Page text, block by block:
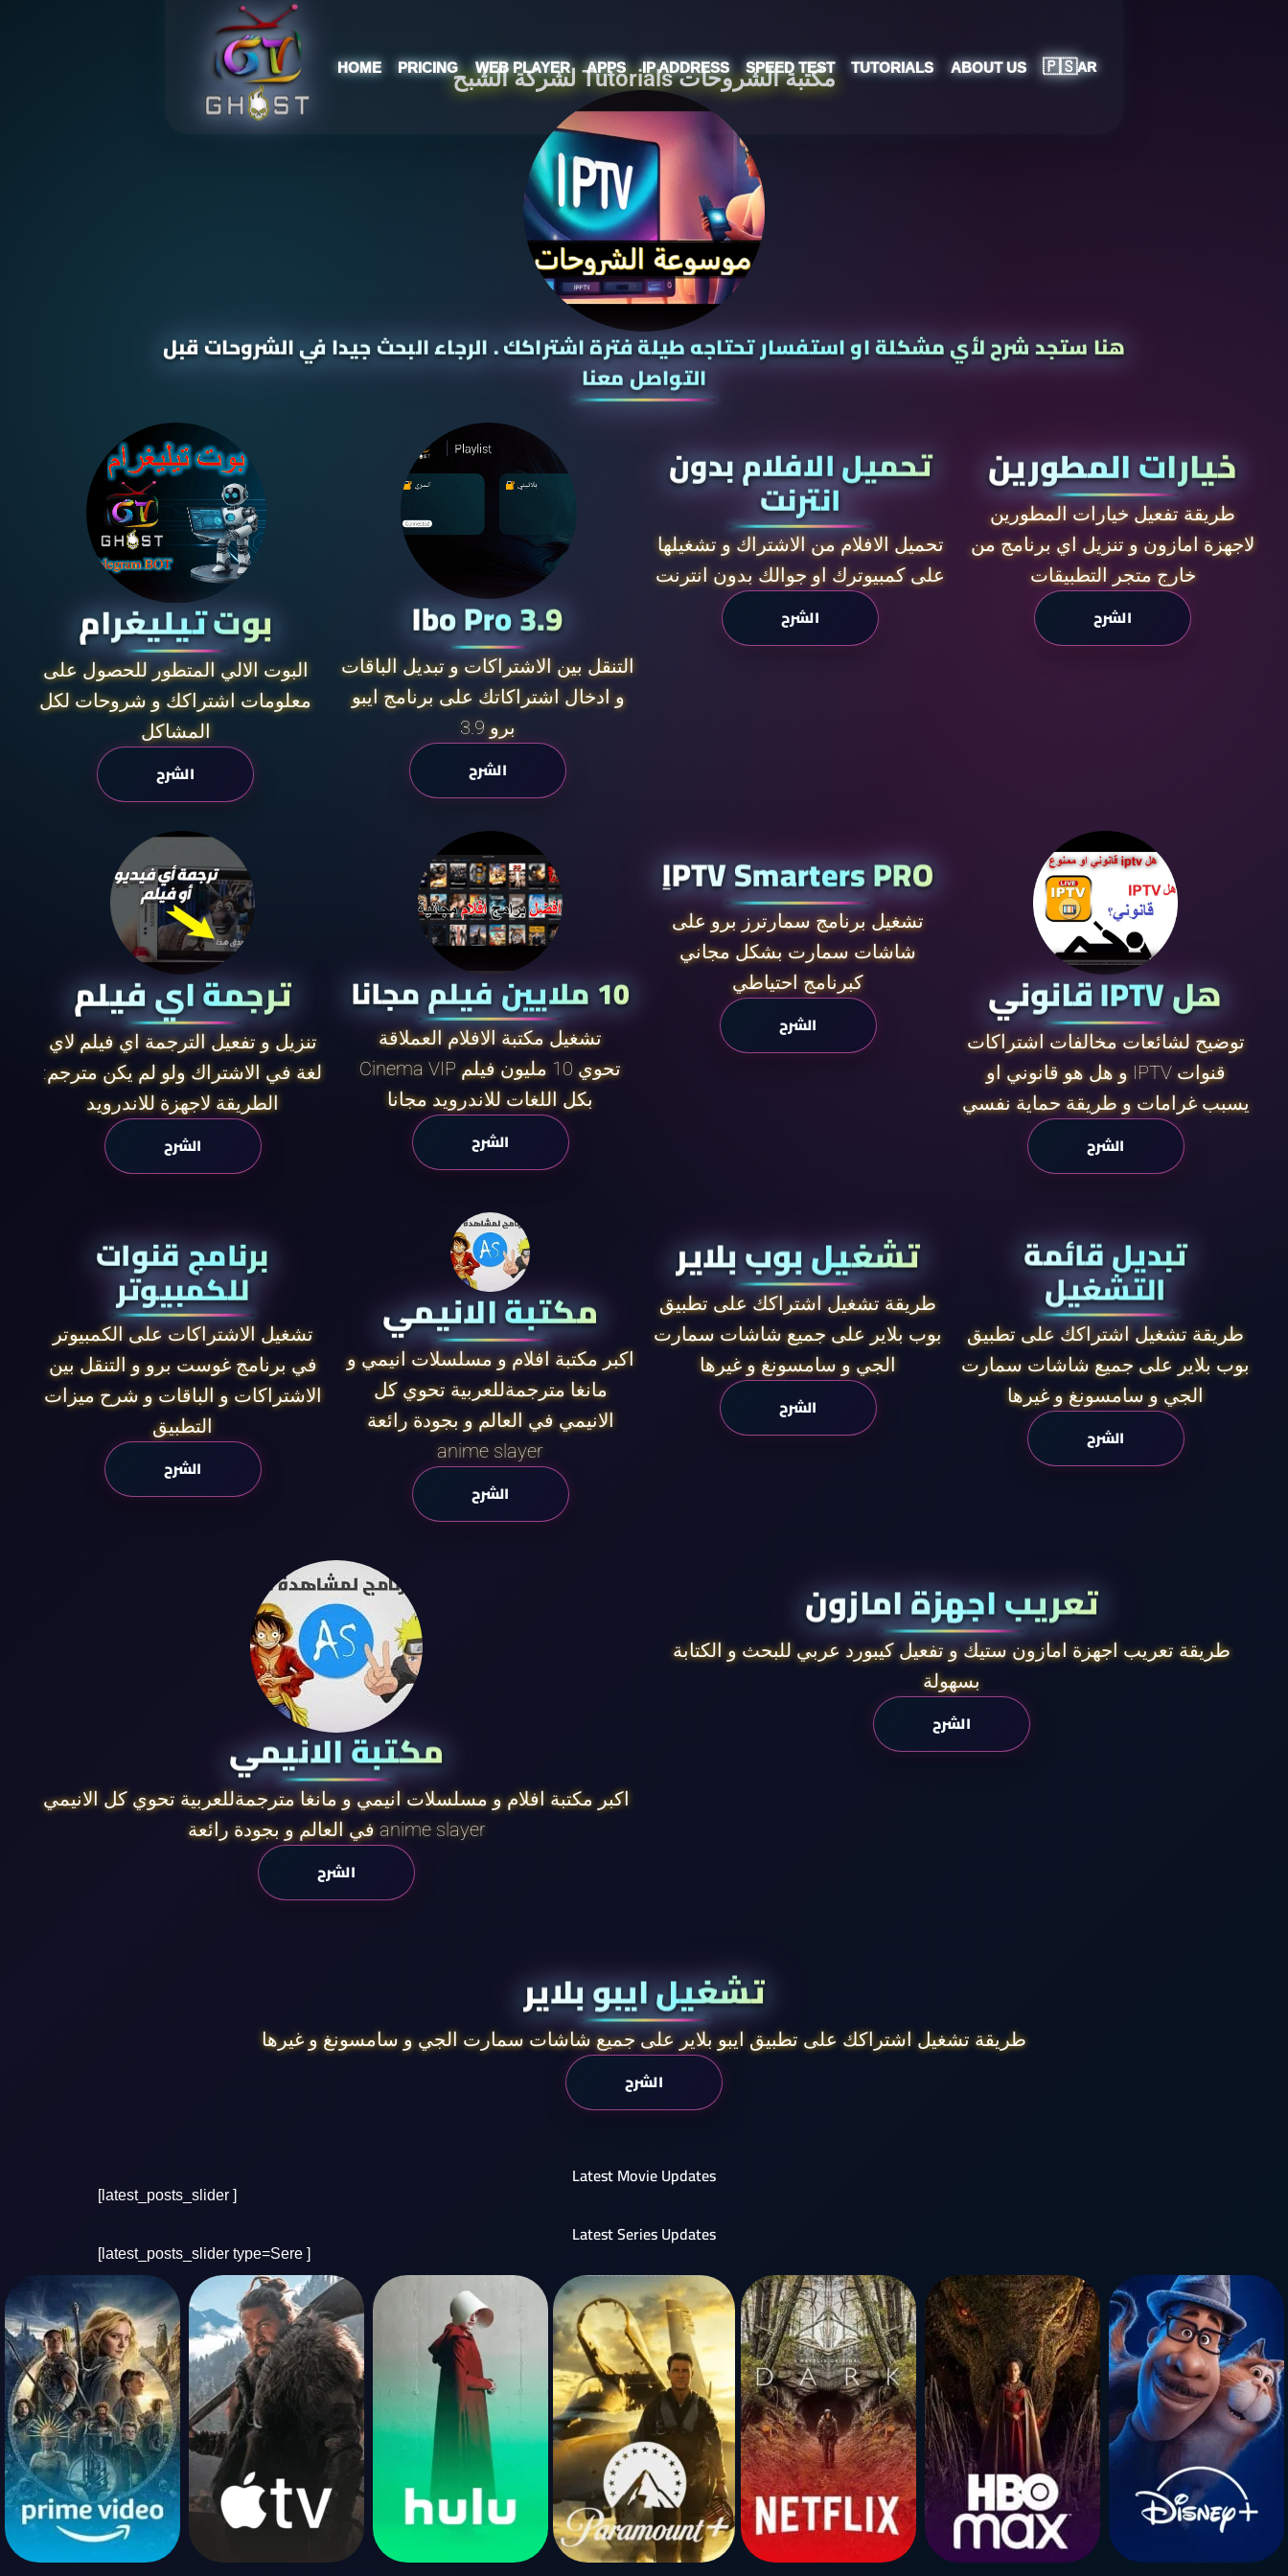
HOME PRICING WEB PLAYER APPS IP ADDRESS SPEED TEST TUTORIALS ABOUT US 🇵🇸AR مكتبة الشروحات Tutorials لشركة الشبح
هنا ستجد شرح لأي مشكلة او استفسار تحتاجه طيلة فترة اشتراكك . الرجاء البحث جيدا في الشروحات قبل
التواصل معنا
بوت تيليغرام
البوت الالي المتطور للحصول على
معلومات اشتراكك و شروحات لكل
المشاكل
الشرح
Ibo Pro 3.9
التنقل بين الاشتراكات و تبديل الباقات
و ادخال اشتراكاتك على برنامج ايبو
برو 3.9
الشرح
تحميل الافلام بدون
انترنت
تحميل الافلام من الاشتراك و تشغيلها
على كمبيوترك او جوالك بدون انترنت
الشرح
خيارات المطورين
طريقة تفعيل خيارات المطورين
لاجهزة امازون و تنزيل اي برنامج من
خارج متجر التطبيقات
الشرح
ترجمة اي فيلم
تنزيل و تفعيل الترجمة اي فيلم لاي
لغة في الاشتراك ولو لم يكن مترجم:
الطريقة لاجهزة للاندرويد
الشرح
10 ملايين فيلم مجانا
تشغيل مكتبة الافلام العملاقة
Cinema VIP تحوي 10 مليون فيلم
بكل اللغات للاندرويد مجانا
الشرح
ٍIPTV Smarters PRO
تشغيل برنامج سمارترز برو على
شاشات سمارت بشكل مجاني
كبرنامج احتياطي
الشرح
هل IPTV قانوني
توضيح لشائعات مخالفات اشتراكات
قنوات IPTV و هل هو قانوني او
يسبب غرامات و طريقة حماية نفسي
الشرح
برنامج قنوات
للكمبيوتر
تشغيل الاشتراكات على الكمبيوتر
في برنامج غوست برو و التنقل بين
الاشتراكات و الباقات و شرح ميزات
التطبيق
الشرح
مكتبة الانيمي
اكبر مكتبة افلام و مسلسلات انيمي و
مانغا مترجمةللعربية تحوي كل
الانيمي في العالم و بجودة رائعة
anime slayer
الشرح
تشغيل بوب بلاير
طريقة تشغيل اشتراكك على تطبيق
بوب بلاير على جميع شاشات سمارت
الجي و سامسونغ و غيرها
الشرح
تبديل قائمة
التشغيل
طريقة تشغيل اشتراكك على تطبيق
بوب بلاير على جميع شاشات سمارت
الجي و سامسونغ و غيرها
الشرح
مكتبة الانيمي
اكبر مكتبة افلام و مسلسلات انيمي و مانغا مترجمةللعربية تحوي كل الانيمي
في العالم و بجودة رائعة anime slayer
الشرح
تعريب اجهزة امازون
طريقة تعريب اجهزة امازون ستيك و تفعيل كيبورد عربي للبحث و الكتابة
بسهولة
الشرح
تشغيل ايبو بلاير
طريقة تشغيل اشتراكك على تطبيق ايبو بلاير على جميع شاشات سمارت الجي و سامسونغ و غيرها
الشرح
Latest Movie Updates
[latest_posts_slider ]
Latest Series Updates
[latest_posts_slider type=Sere ]